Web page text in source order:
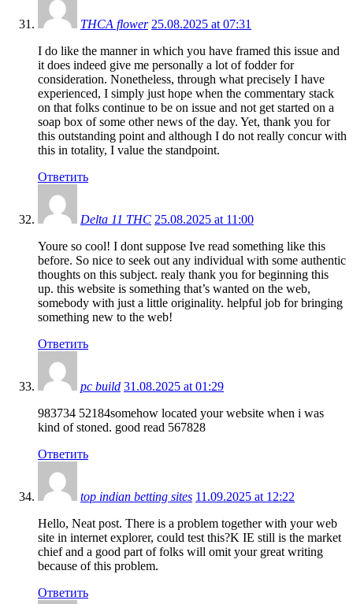
THCA flower 25.08.2025 at 07:31
I do like the manner in which you have framed this issue and
it does indeed give me personally a lot of fodder for
consideration. Nonetheless, through what precisely I have
experienced, I simply just hope when the commentary stack
on that folks continue to be on issue and not get started on a
soap box of some other news of the day. Yet, thank you for
this outstanding point and although I do not really concur with
this in totality, I value the standpoint.
Ответить
Delta 11 THC 25.08.2025 at 11:00
Youre so cool! I dont suppose Ive read something like this
before. So nice to seek out any individual with some authentic
thoughts on this subject. realy thank you for beginning this
up. this website is something that’s wanted on the web,
somebody with just a little originality. helpful job for bringing
something new to the web!
Ответить
pc build 31.08.2025 at 01:29
983734 52184somehow located your website when i was
kind of stoned. good read 567828
Ответить
top indian betting sites 11.09.2025 at 12:22
Hello, Neat post. There is a problem together with your web
site in internet explorer, could test this?K IE still is the market
chief and a good part of folks will omit your great writing
because of this problem.
Ответить